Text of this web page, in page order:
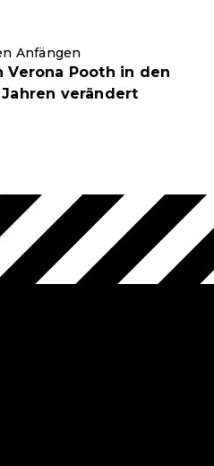
Anfängen
Verona Pooth in den
verändert